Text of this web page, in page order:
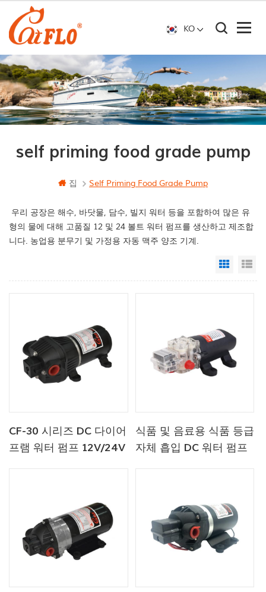
KO
self priming food grade pump
집 Self Priming Food Grade Pump
우리 공장은 해수, 바닷물, 담수, 빌지 워터 등을 포함하여 많은 유
형의 물에 대해 고품질 12 및 24 볼트 워터 펌프를 생산하고 제조합
니다. 농업용 분무기 및 가정용 자동 맥주 양조 기계.
Grid
CF-30 시리즈 DC 다이어
프램 워터 펌프 12V/24V
식품 및 음료용 식품 등급
자체 흡입 DC 워터 펌프